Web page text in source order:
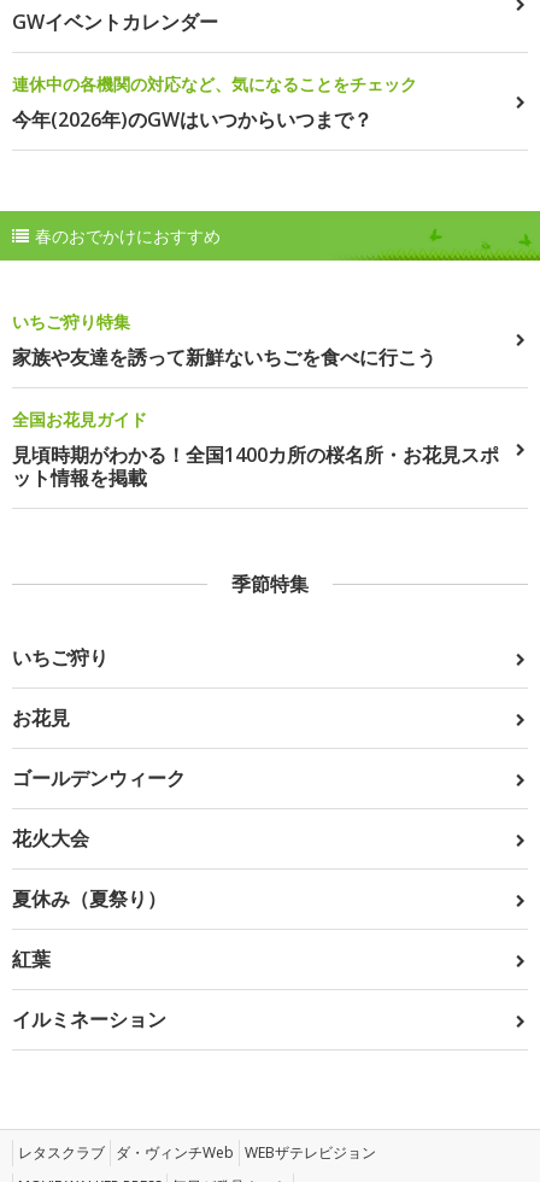
GWイベントカレンダー
連休中の各機関の対応など、気になることをチェック
今年(2026年)のGWはいつからいつまで？
春のおでかけにおすすめ
いちご狩り特集
家族や友達を誘って新鮮ないちごを食べに行こう
全国お花見ガイド
見頃時期がわかる！全国1400カ所の桜名所・お花見スポ
ット情報を掲載
季節特集
いちご狩り
お花見
ゴールデンウィーク
花火大会
夏休み（夏祭り）
紅葉
イルミネーション
レタスクラブ ダ・ヴィンチWeb WEBザテレビジョン